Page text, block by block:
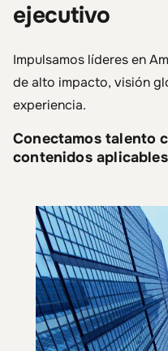
ejecutivo
Impulsamos líderes en
de alto impacto, visión
experiencia.
Conectamos talento
contenidos